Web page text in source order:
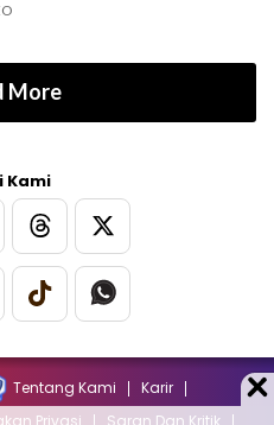
More
Kami
Tentang Kami
Karir
Privasi Saran Dan Kritik